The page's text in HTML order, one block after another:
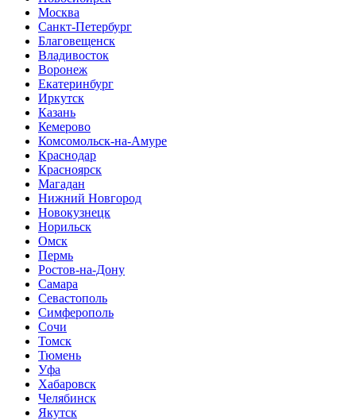
Москва
Санкт-Петербург
Благовещенск
Владивосток
Воронеж
Екатеринбург
Иркутск
Казань
Кемерово
Комсомольск-на-Амуре
Краснодар
Красноярск
Магадан
Нижний Новгород
Новокузнецк
Норильск
Омск
Пермь
Ростов-на-Дону
Самара
Севастополь
Симферополь
Сочи
Томск
Тюмень
Уфа
Хабаровск
Челябинск
Якутск